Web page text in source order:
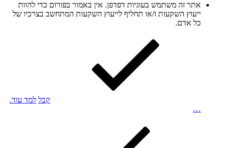
אתר זה משתמש בעוגיות דפדפן. אין באמור בפורום כדי להוות
ייעוץ השקעות ו/או תחליף לייעוץ השקעות המתחשב בצרכיו של
כל אדם.
קבל למד עוד.
…